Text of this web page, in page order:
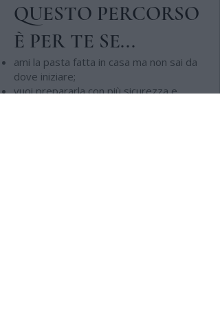
QUESTO PERCORSO
È PER TE SE...
ami la pasta fatta in casa ma non sai da
dove iniziare;
vuoi prepararla con più sicurezza e